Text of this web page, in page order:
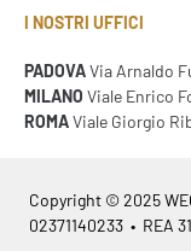
I NOSTRI UFFICI
PADOVAVia Arnaldo
MILANO Viale Enrico
ROMAViale Giorgio
Copyright © 2025
02371140233 • REA